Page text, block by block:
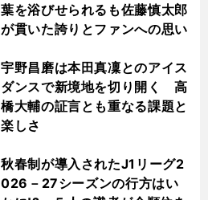
葉を浴びせられるも佐藤慎太郎
が貫いた誇りとファンへの思い
宇野昌磨は本田真凜とのアイス
ダンスで新境地を切り開く 高
橋大輔の証言とも重なる課題と
楽しさ
秋春制が導入されたJ1リーグ2
026－27シーズンの行方はい